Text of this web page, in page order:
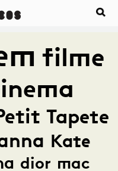
filme
Tapete
Kate
dior mac